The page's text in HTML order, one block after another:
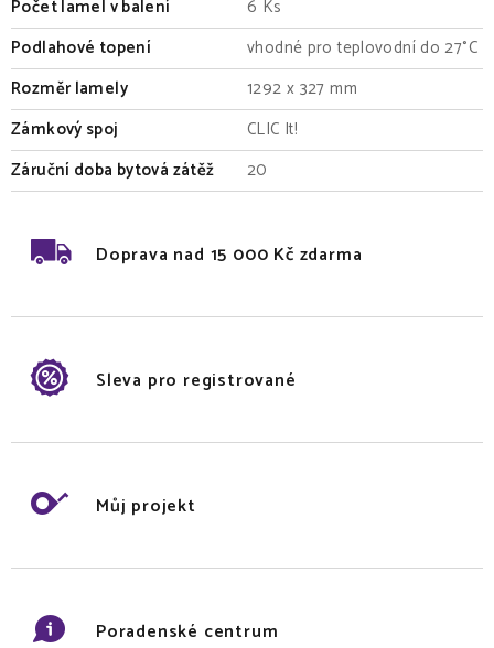
Počet lamel v balení
6 Ks
Podlahové topení
vhodné pro teplovodní do 27°C
Rozměr lamely
1292 x 327 mm
Zámkový spoj
CLIC It!
Záruční doba bytová zátěž
20
Doprava nad 15 000 Kč zdarma
Sleva pro registrované
Můj projekt
Poradenské centrum